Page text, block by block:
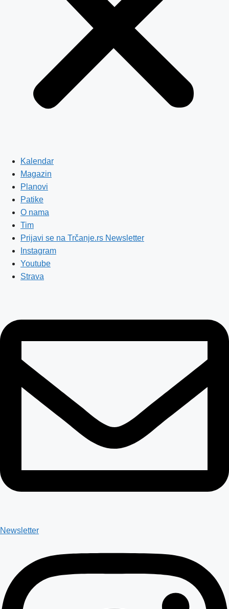
Kalendar
Magazin
Planovi
Patike
O nama
Tim
Prijavi se na Trčanje.rs Newsletter
Instagram
Youtube
Strava
Newsletter